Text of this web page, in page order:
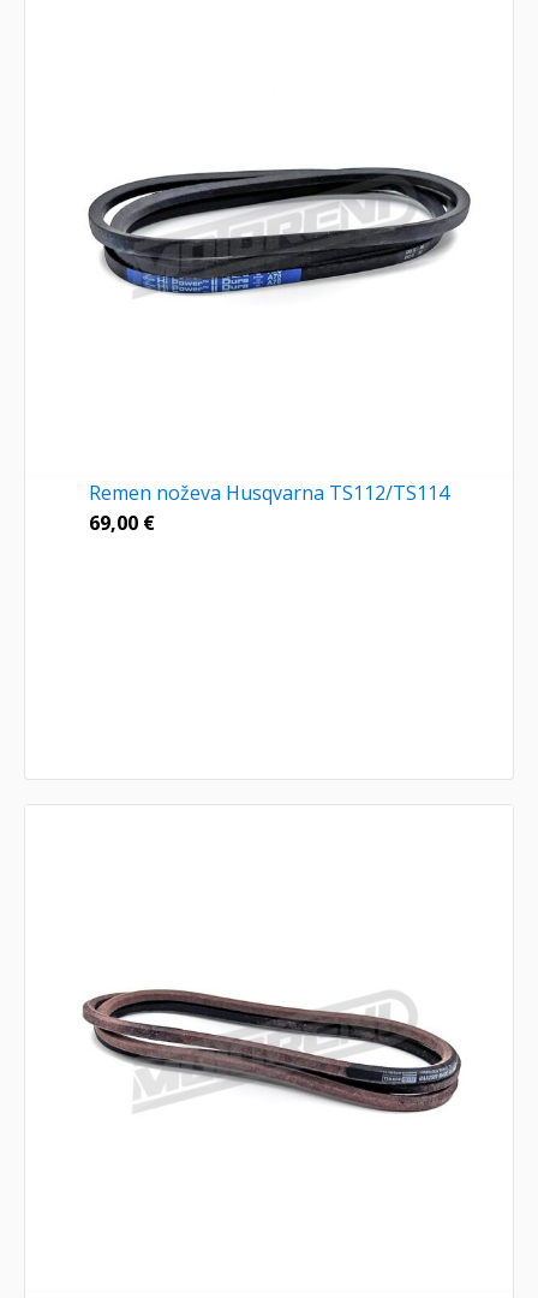
Remen noževa Husqvarna TS112/TS114
69,00 €